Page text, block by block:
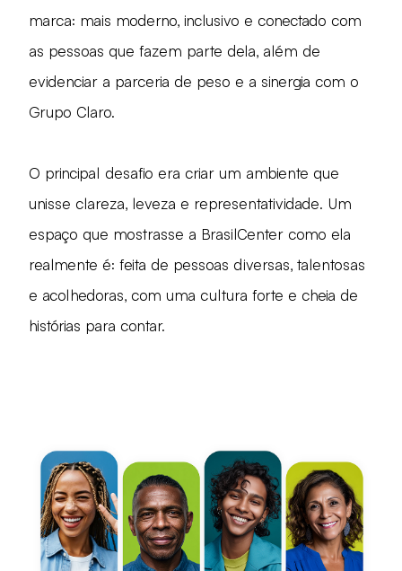
marca: mais moderno, inclusivo e conectado com
as pessoas que fazem parte dela, além de
evidenciar a parceria de peso e a sinergia com o
Grupo Claro.
O principal desafio era criar um ambiente que
unisse clareza, leveza e representatividade. Um
espaço que mostrasse a BrasilCenter como ela
realmente é: feita de pessoas diversas, talentosas
e acolhedoras, com uma cultura forte e cheia de
histórias para contar.